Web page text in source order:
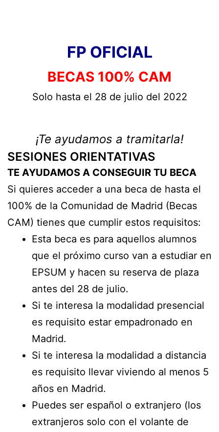
FP OFICIAL
BECAS 100% CAM
Solo hasta el 28 de julio del 2022
¡Te ayudamos a tramitarla!
SESIONES ORIENTATIVAS
TE AYUDAMOS A CONSEGUIR TU BECA
Si quieres acceder a una beca de hasta el
100% de la Comunidad de Madrid (Becas
CAM) tienes que cumplir estos requisitos:
Esta beca es para aquellos alumnos
que el próximo curso van a estudiar en
EPSUM y hacen su reserva de plaza
antes del 28 de julio.
Si te interesa la modalidad presencial
es requisito estar empadronado en
Madrid.
Si te interesa la modalidad a distancia
es requisito llevar viviendo al menos 5
años en Madrid.
Puedes ser español o extranjero (los
extranjeros solo con el volante de